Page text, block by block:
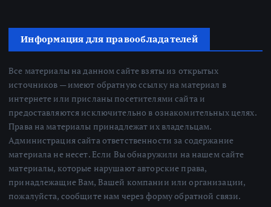
Информация для правообладателей
Все материалы на данном сайте взяты из открытых
источников — имеют обратную ссылку на материал в
интернете или присланы посетителями сайта и
предоставляются исключительно в ознакомительных целях.
Права на материалы принадлежат их владельцам.
Администрация сайта ответственности за содержание
материала не несет. Если Вы обнаружили на нашем сайте
материалы, которые нарушают авторские права,
принадлежащие Вам, Вашей компании или организации,
пожалуйста, сообщите нам через форму обратной связи.